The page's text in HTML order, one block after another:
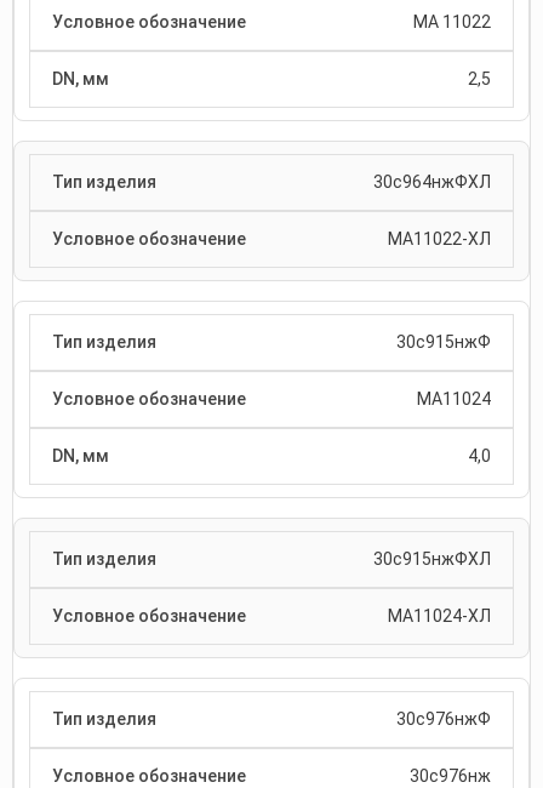
МА 11022
2,5
30с964нжФХЛ
МА11022-ХЛ
30с915нжФ
МА11024
4,0
30с915нжФХЛ
МА11024-ХЛ
30с976нжФ
30с976нж